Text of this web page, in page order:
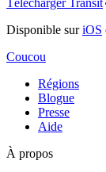
Disponible suriOS
Coucou
Régions
Blogue
Presse
Aide
À propos